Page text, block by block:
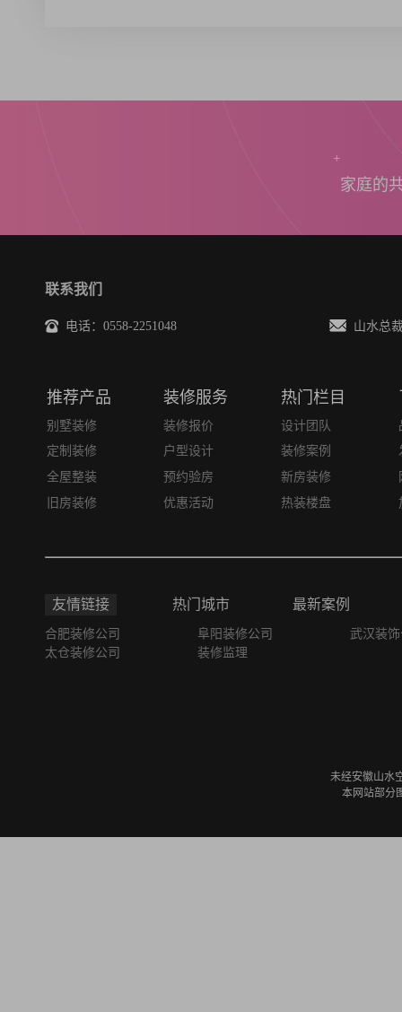
+
家庭的
联系我们
电话：0558-2251048 山水总裁
推荐产品 装修服务 热门栏目
别墅装修 装修报价 设计团队
定制装修
户型设计 装修案例
全屋整装
预约验房 新房装修
旧房装修
优惠活动 热装楼盘
友情链接 热门城市 最新案例
合肥装修公司 阜阳装修公司
武汉装
太仓装修公司
装修监理
未经安徽山水
本网站部分